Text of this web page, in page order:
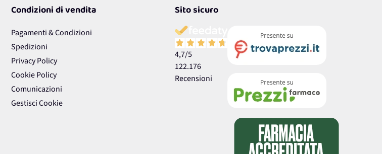
Condizioni di vendita
Pagamenti & Condizioni
Spedizioni
Privacy Policy
Cookie Policy
Comunicazioni
Gestisci Cookie
Sito sicuro
4,7/5
122.176
Recensioni